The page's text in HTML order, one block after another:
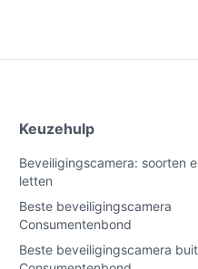
Keuzehulp
Beveiligingscamera: soorten
letten
Beste beveiligingscamera
Consumentenbond
Beste beveiligingscamera